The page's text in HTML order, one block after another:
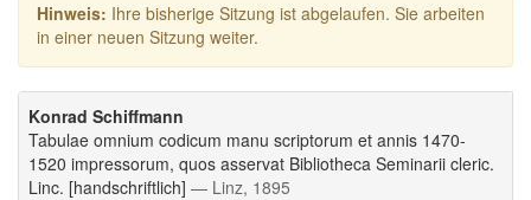
Hinweis: Ihre bisherige Sitzung ist abgelaufen. Sie arbeiten
in einer neuen Sitzung weiter.
Konrad Schiffmann
Tabulae omnium codicum manu scriptorum et annis 1470-
1520 impressorum, quos asservat Bibliotheca Seminarii cleric.
Linc. [handschriftlich] — Linz, 1895